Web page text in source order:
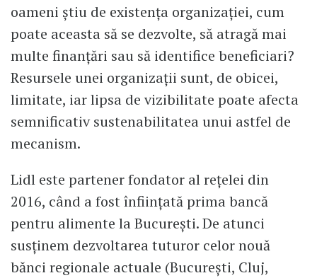
oameni știu de existența organizației, cum
poate aceasta să se dezvolte, să atragă mai
multe finanțări sau să identifice beneficiari?
Resursele unei organizații sunt, de obicei,
limitate, iar lipsa de vizibilitate poate afecta
semnificativ sustenabilitatea unui astfel de
mecanism.
Lidl este partener fondator al rețelei din
2016, când a fost înființată prima bancă
pentru alimente la București. De atunci
susținem dezvoltarea tuturor celor nouă
bănci regionale actuale (București, Cluj,